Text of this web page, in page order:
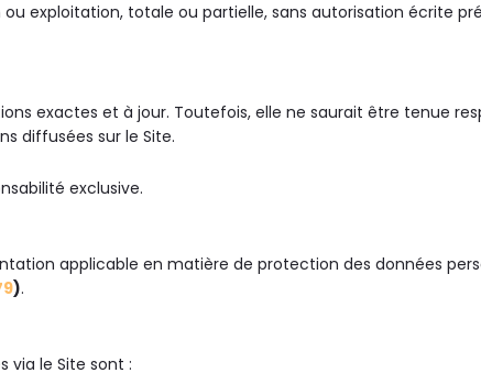
exploitation, totale ou partielle, sans autorisation écrite
exactes et à jour. Toutefois, elle ne saurait être tenue
diffusées sur le Site.
exclusive.
applicable en matière de protection des données
).
via le Site sont :